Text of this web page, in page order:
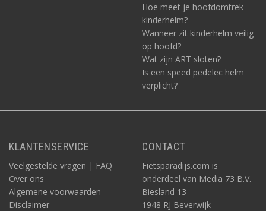
Hoe meet je hoofdomtrek
kinderhelm?
Wanneer zit kinderhelm veilig
op hoofd?
Wat zijn ART sloten?
Is een speed pedelec helm
verplicht?
KLANTENSERVICE
Veelgestelde vragen | FAQ
Over ons
Algemene voorwaarden
Disclaimer
CONTACT
Fietsparadijs.com is
onderdeel van Media 73 B.V.
Biesland 13
1948 RJ Beverwijk